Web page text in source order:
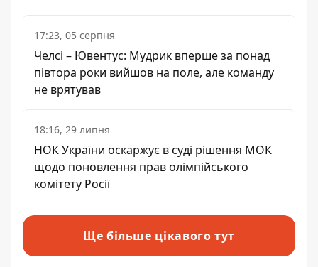
17:23, 05 серпня
Челсі – Ювентус: Мудрик вперше за понад
півтора роки вийшов на поле, але команду
не врятував
18:16, 29 липня
НОК України оскаржує в суді рішення МОК
щодо поновлення прав олімпійського
комітету Росії
Ще більше цікавого тут